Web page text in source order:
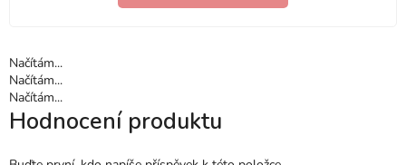
Načítám...
Načítám...
Načítám...
Hodnocení produktu